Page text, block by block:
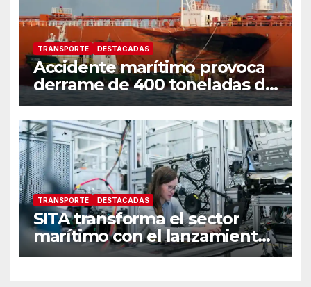
TRANSPORTE DESTACADAS
Accidente marítimo provoca
derrame de 400 toneladas de
petróleo en las costas de
Singapur
TRANSPORTE DESTACADAS
SITA transforma el sector
marítimo con el lanzamiento
de SmartSea y CSM se